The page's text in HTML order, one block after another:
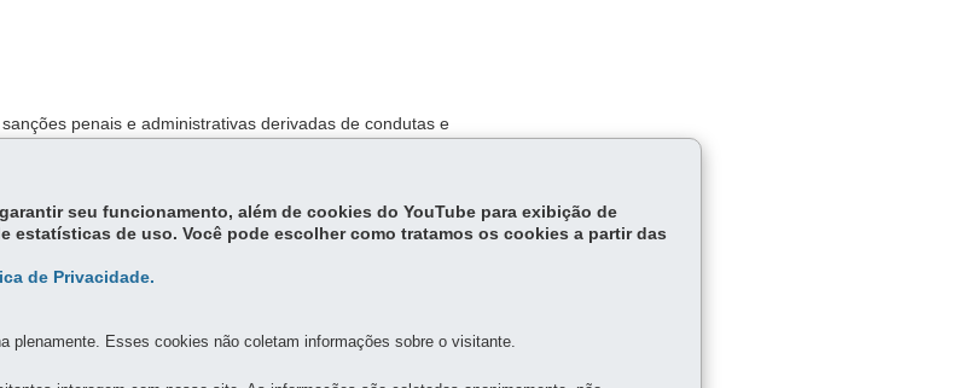
penais e administrativas derivadas de condutas e
infrações.seu funcionamento, além de cookies do YouTube para exibição de
estatísticas de uso. Você pode escolher como tratamos os cookies a partir das
de Privacidade.
plenamente. Esses cookies não coletam informações sobre o visitante.